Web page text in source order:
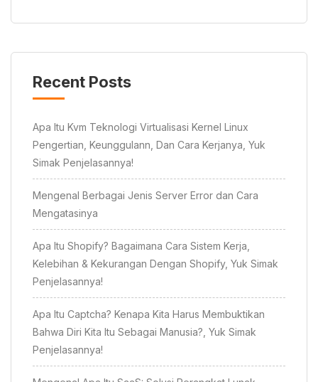
Recent Posts
Apa Itu Kvm Teknologi Virtualisasi Kernel Linux
Pengertian, Keunggulann, Dan Cara Kerjanya, Yuk
Simak Penjelasannya!
Mengenal Berbagai Jenis Server Error dan Cara
Mengatasinya
Apa Itu Shopify? Bagaimana Cara Sistem Kerja,
Kelebihan & Kekurangan Dengan Shopify, Yuk Simak
Penjelasannya!
Apa Itu Captcha? Kenapa Kita Harus Membuktikan
Bahwa Diri Kita Itu Sebagai Manusia?, Yuk Simak
Penjelasannya!